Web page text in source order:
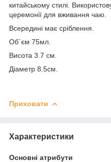
китайському стилі.
церемонії для вживання чаю.
Всередині має сріблення.
Об`єм 75мл.
Висота 3.7 см.
Діаметр 8.5см.
Приховати
Характеристики
Основні атрибути